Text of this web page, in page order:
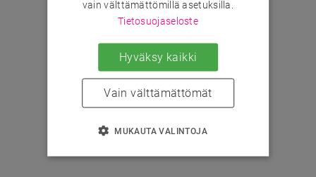
vain välttämättömillä asetuksilla.
Tietosuojaseloste
Hyväksy kaikki
Vain välttämättömät
MUKAUTA VALINTOJA